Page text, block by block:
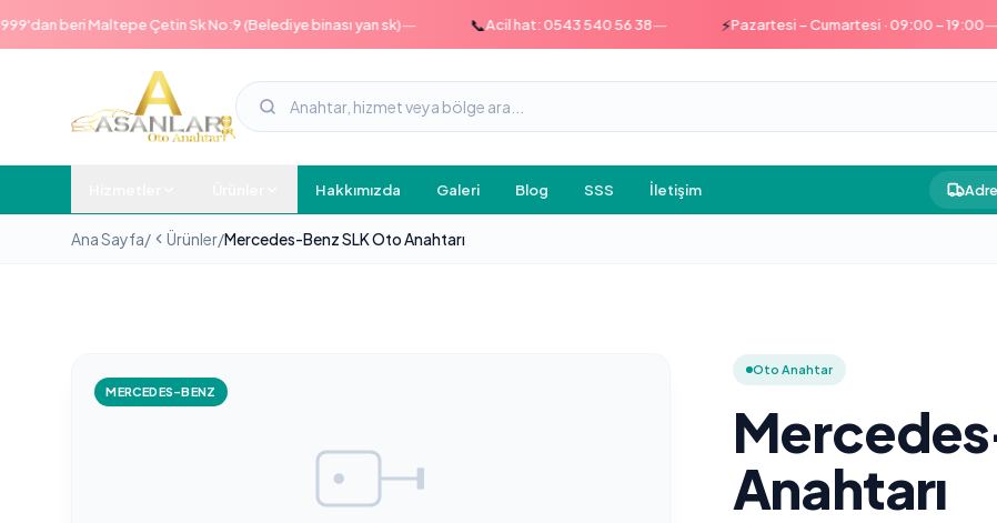
beri Maltepe Çetin Sk No:9 (Belediye binası yan sk)— Acil hat: 0543 540 56 38— Pazartesi – Cumartesi · 09:00 – 19:00—
Hakkımızda Galeri Blog SSS İletişim
Ana Sayfa/ Ürünler/Mercedes-Benz SLK Oto Anahtarı
MERCEDES-BENZ
Oto Anahtar
Anahtarı